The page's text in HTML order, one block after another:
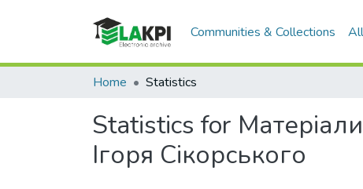
Communities & Collections
Home Statistics
Statistics for
Ігоря Сікорського